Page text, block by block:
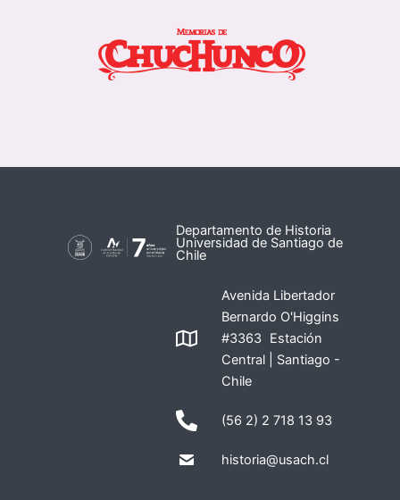
Departamento de Historia
Universidad de Santiago de
Chile
Avenida Libertador
Bernardo O'Higgins
#3363 Estación
Central | Santiago -
Chile
(56 2) 2 718 13 93
historia@usach.cl